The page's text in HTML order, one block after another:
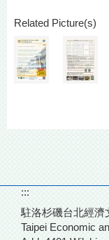
Related Picture(s)
:::
駐洛杉磯台北經濟
Taipei Economic